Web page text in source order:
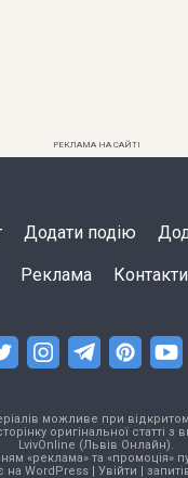
РЕКЛАМА НА САЙТІ
Додати подію
Реклама Контакти
можливе при
оригінальної статті з
LvivOnline (Львів Онлайн).
«реклама» та «промоція»
на WordPress| Увійти |